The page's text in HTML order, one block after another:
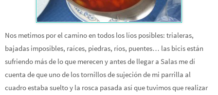
Nos metimos por el camino en todos los líos posibles: trialeras,
bajadas imposibles, raíces, piedras, ríos, puentes… las bicis están
sufriendo más de lo que merecen y antes de llegar a Salas me dí
cuenta de que uno de los tornillos de sujeción de mi parrilla al
cuadro estaba suelto y la rosca pasada así que tuvimos que realizar